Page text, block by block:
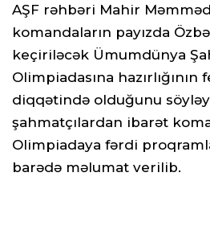
AŞF rəhbəri Mahir
komandaların payızda
keçiriləcək Ümumdünya
Olimpiadasına hazırlığının
diqqətində olduğunu
şahmatçılardan ibarət
Olimpiadaya fərdi
barədə məlumat verilib.